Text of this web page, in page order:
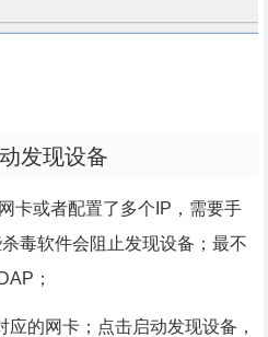
发现设备
卡或者配置了多个IP，需要手
毒软件会阻止发现设备；最不
；
应的网卡；点击启动发现设备，